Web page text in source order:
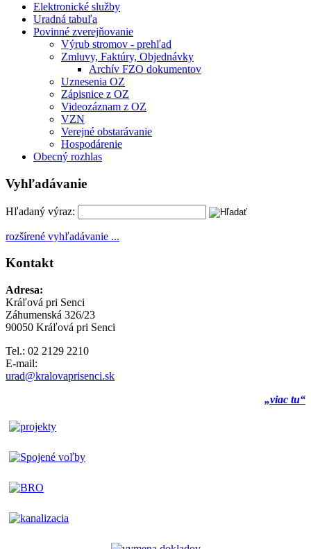
Elektronické služby
Uradná tabuľa
Povinné zverejňovanie
Výrub stromov - prehľad
Zmluvy, Faktúry, Objednávky
Archív FZO dokumentov
Uznesenia OZ
Zápisnice z OZ
Videozáznam z OZ
VZN
Verejné obstarávanie
Hospodárenie
Obecný rozhlas
Vyhľadávanie
Hľadaný výraz:
rozšírené vyhľadávanie ...
Kontakt
Adresa:
Kráľová pri Senci
Záhumenská 326/23
90050 Kráľová pri Senci
Tel.: 02 2129 2210
E-mail:
urad@kralovaprisenci.sk
„viac tu“